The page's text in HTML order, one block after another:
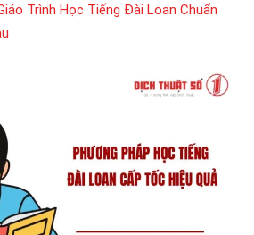
Trình Học Tiếng Đài Loan Chuẩn